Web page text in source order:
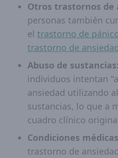
Otros trastornos de
personas también
el trastorno de
trastorno de
Abuso de sustancias:
individuos intentan
ansiedad utilizando
sustancias, lo que a
cuadro clínico
Condiciones
trastorno de